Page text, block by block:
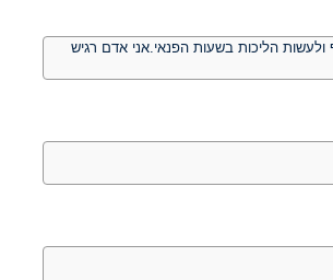
הליכות בשעות הפנאי.אני אדם רגיש